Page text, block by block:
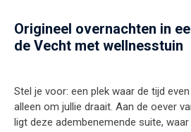
Origineel overnachten in
de Vecht met wellnesstuin
Stel je voor: een plek waar de tijd
alleen om jullie draait. Aan de oever
ligt deze adembenemende suite,